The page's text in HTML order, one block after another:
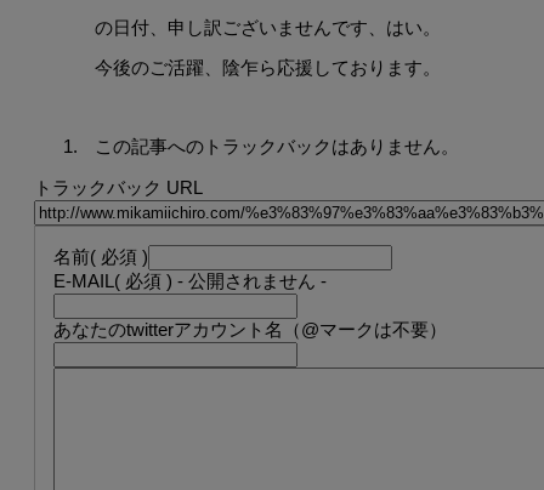
の日付、申し訳ございませんです、はい。
今後のご活躍、陰乍ら応援しております。
この記事へのトラックバックはありません。
トラックバック URL
名前( 必須 )
E-MAIL ( 必須 ) - 公開されません -
あなたのtwitterアカウント名（@マークは不要）